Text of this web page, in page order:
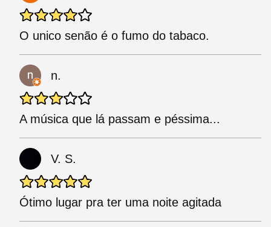
O unico senão é o fumo do tabaco.
n.
A música que lá passam e péssima...
V. S.
Ótimo lugar pra ter uma noite agitada